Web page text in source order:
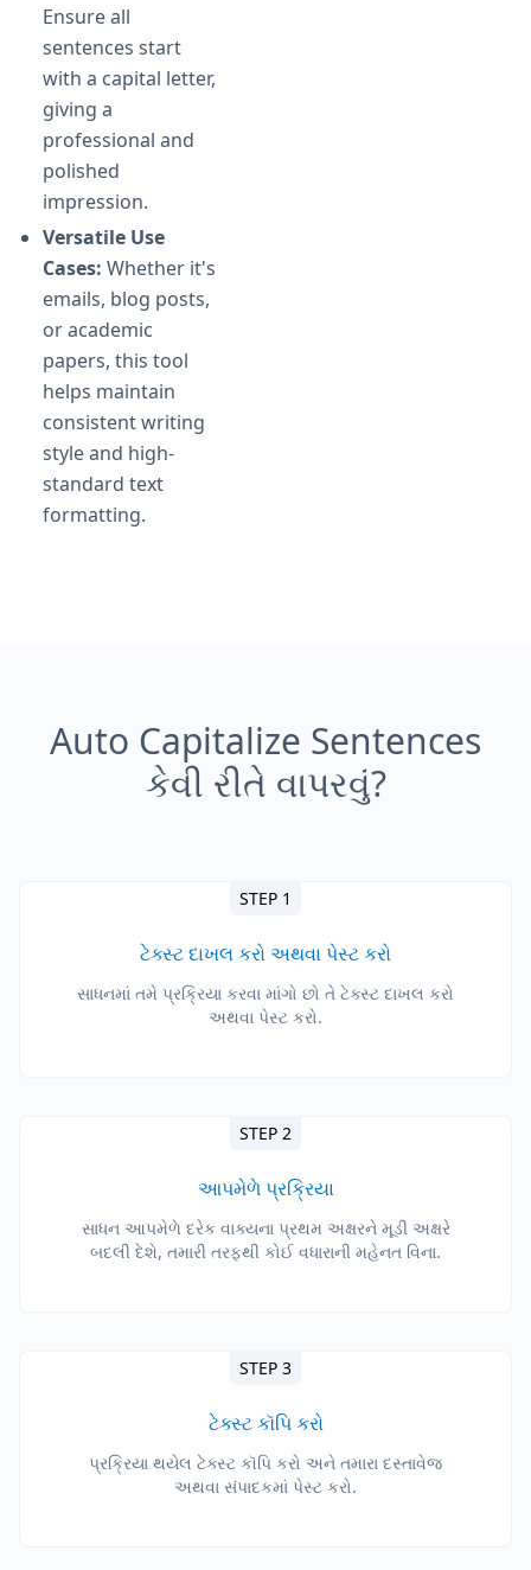
Ensure all
sentences start
with a capital letter,
giving a
professional and
polished
impression.
Versatile Use
Cases: Whether it's
emails, blog posts,
or academic
papers, this tool
helps maintain
consistent writing
style and high-
standard text
formatting.
Auto Capitalize Sentences
કેવી રીતે વાપરવું?
STEP 1
ટેક્સ્ટ દાખલ કરો અથવા પેસ્ટ કરો
સાધનમાં તમે પ્રક્રિયા કરવા માંગો છો તે ટેક્સ્ટ દાખલ કરો
અથવા પેસ્ટ કરો.
STEP 2
આપમેળે પ્રક્રિયા
સાધન આપમેળે દરેક વાક્યના પ્રથમ અક્ષરને મૂડી અક્ષરે
બદલી દેશે, તમારી તરફથી કોઈ વધારાની મહેનત વિના.
STEP 3
ટેક્સ્ટ કૉપિ કરો
પ્રક્રિયા થયેલ ટેક્સ્ટ કૉપિ કરો અને તમારા દસ્તાવેજ
અથવા સંપાદકમાં પેસ્ટ કરો.